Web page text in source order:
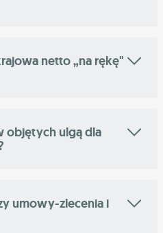
netto „na rękę"
objętych ulgą dla
umowy-zlecenia i